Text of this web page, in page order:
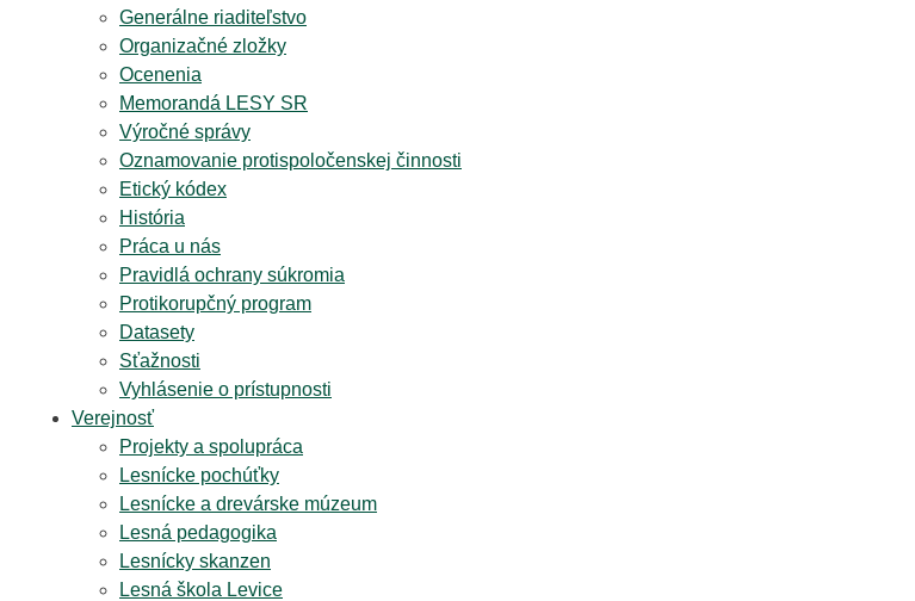
Generálne riaditeľstvo
Organizačné zložky
Ocenenia
Memorandá LESY SR
Výročné správy
Oznamovanie protispoločenskej činnosti
Etický kódex
História
Práca u nás
Pravidlá ochrany súkromia
Protikorupčný program
Datasety
Sťažnosti
Vyhlásenie o prístupnosti
Verejnosť
Projekty a spolupráca
Lesnícke pochúťky
Lesnícke a drevárske múzeum
Lesná pedagogika
Lesnícky skanzen
Lesná škola Levice